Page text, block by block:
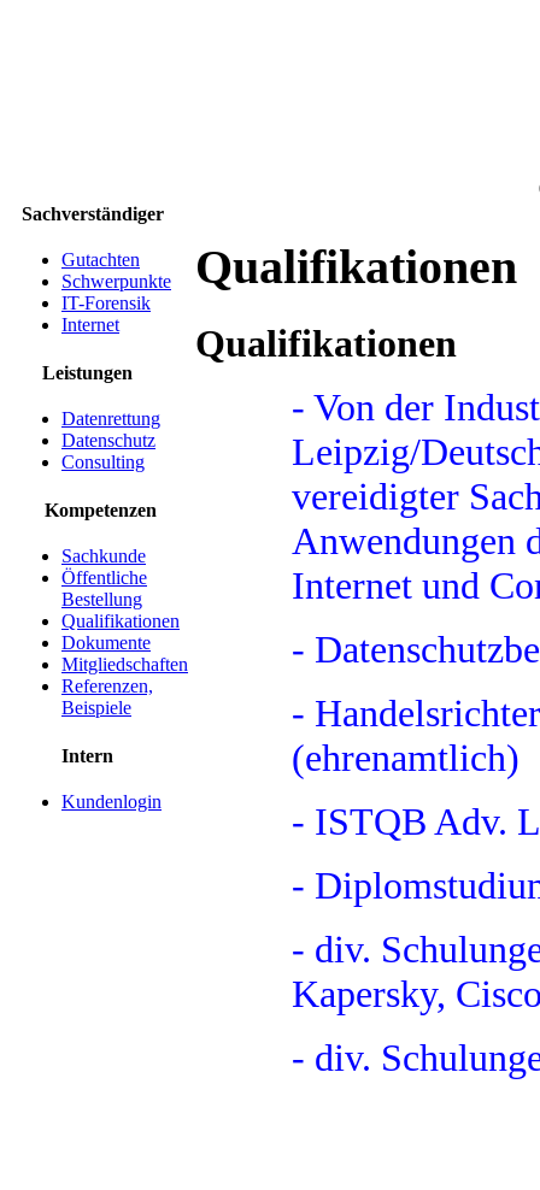
Sachverständiger
Gutachten
Schwerpunkte
IT-Forensik
Internet
Leistungen
Datenrettung
Datenschutz
Consulting
Kompetenzen
Sachkunde
Öffentliche
Bestellung
Qualifikationen
Dokumente
Mitgliedschaften
Referenzen,
Beispiele
Intern
Kundenlogin
Qualifikationen
Qualifikationen
- Von der
Leipzig/
vereidigter
Anwendungen
Internet und
-
-
(ehrenamtlich)
- ISTQB Adv.
-
- div.
Kapersky,
- div.